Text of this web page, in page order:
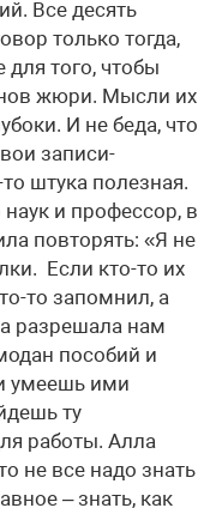
Все десять
только тогда,
для того, чтобы
жюри. Мысли их
И не беда, что
записи-
штука полезная.
и профессор, в
повторять: «Я не
Если кто-то их
то запомнил, а
разрешала нам
пособий и
умеешь ими
ту
работы. Алла
не все надо знать
– знать, как